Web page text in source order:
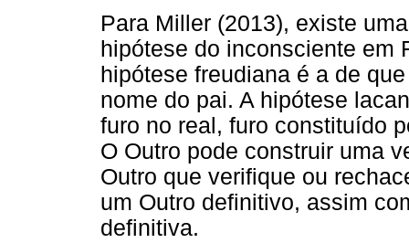
Para Miller (2013), existe
hipótese do inconsciente em
hipótese freudiana é a de
nome do pai. A hipótese
furo no real, furo constituído
O Outro pode construir uma
Outro que verifique ou
um Outro definitivo, assim
definitiva.